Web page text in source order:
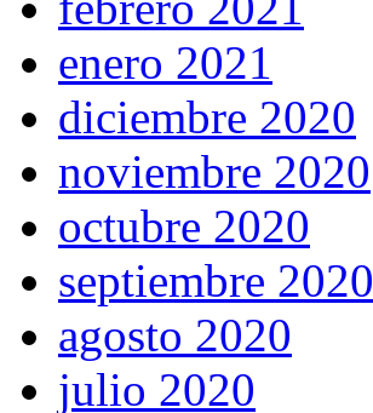
enero 2021
diciembre 2020
noviembre 2020
octubre 2020
septiembre 2020
agosto 2020
julio 2020